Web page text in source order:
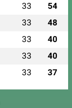
33 54
33 48
33 40
33 40
33 37